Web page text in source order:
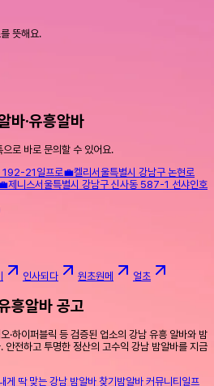
뜻해요.
바·유흥알바
로 바로 문의할 수 있어요.
192-21 일프로💼켈리 서울특별시 강남구 논현로
제니스서울특별시 강남구 신사동 587-1 선샤인호
인사되다 원초원메 얼초
흥알바 공고
·하이퍼블릭 등 검증된 업소의 강남 유흥 알바와 밤
안전하고 투명한 정산의 고수익 강남 밤알바를 지금
게 딱 맞는 강남 밤알바 찾기밤알바 커뮤니티일프